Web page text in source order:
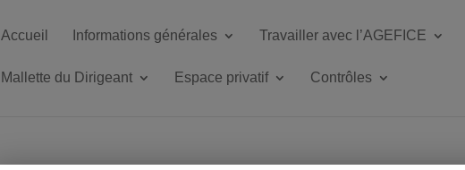
Accueil Informations générales Travailler avec l’AGEFICE
Mallette du Dirigeant Espace privatif Contrôles